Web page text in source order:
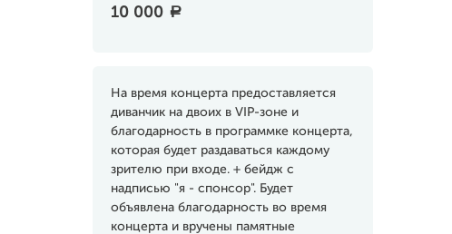
10 000 a
На время концерта предоставляется
диванчик на двоих в VIP-зоне и
благодарность в программке концерта,
которая будет раздаваться каждому
зрителю при входе. + бейдж с
надписью "я - спонсор". Будет
объявлена благодарность во время
концерта и вручены памятные